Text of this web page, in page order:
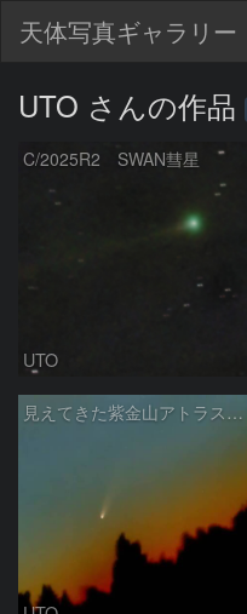
天体写真ギャラリー
UTO さんの作品
C/2025R2 SWAN彗星
UTO
見えてきた紫金山アトラス彗星 C/2023A3